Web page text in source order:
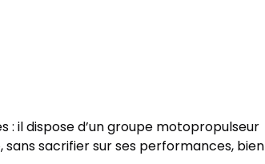
il dispose d’un groupe motopropulseur
sacrifier sur ses performances, bien